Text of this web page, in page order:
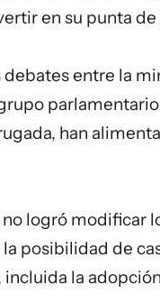
en su punta
entre la
parlamentario
han
logró modificar
posibilidad de
incluida la